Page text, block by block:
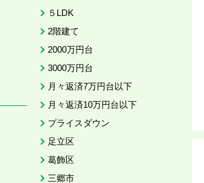
５LDK
2階建て
2000万円台
3000万円台
月々返済7万円台以下
月々返済10万円台以下
プライスダウン
足立区
葛飾区
三郷市